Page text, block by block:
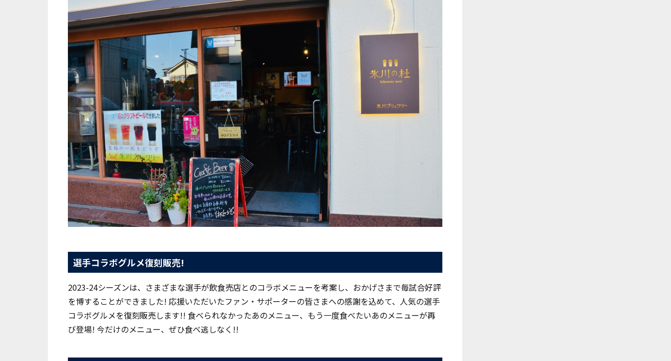
選手コラボグルメ復刻販売!
2023-24シーズンは、さまざまな選手が飲食売店とのコラボメニューを考案し、おかげさまで毎試合好評
を博することができました! 応援いただいたファン・サポーターの皆さまへの感謝を込めて、人気の選手
コラボグルメを復刻販売します!! 食べられなかったあのメニュー、もう一度食べたいあのメニューが再
び登場! 今だけのメニュー、ぜひ食べ逃しなく!!